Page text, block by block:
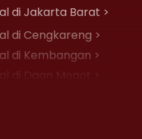
di Jakarta Barat >
di Cengkareng >
di Kembangan >
di Daan Mogot >